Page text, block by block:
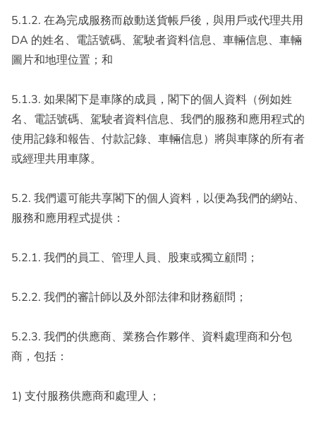
5.1.2. 在為完成服務而啟動送貨帳戶後，與用戶或代理共用
DA 的姓名、電話號碼、駕駛者資料信息、車輛信息、車輛
圖片和地理位置；和
5.1.3. 如果閣下是車隊的成員，閣下的個人資料（例如姓
名、電話號碼、駕駛者資料信息、我們的服務和應用程式的
使用記錄和報告、付款記錄、車輛信息）將與車隊的所有者
或經理共用車隊。
5.2. 我們還可能共享閣下的個人資料，以便為我們的網站、
服務和應用程式提供：
5.2.1. 我們的員工、管理人員、股東或獨立顧問；
5.2.2. 我們的審計師以及外部法律和財務顧問；
5.2.3. 我們的供應商、業務合作夥伴、資料處理商和分包
商，包括：
1) 支付服務供應商和處理人；